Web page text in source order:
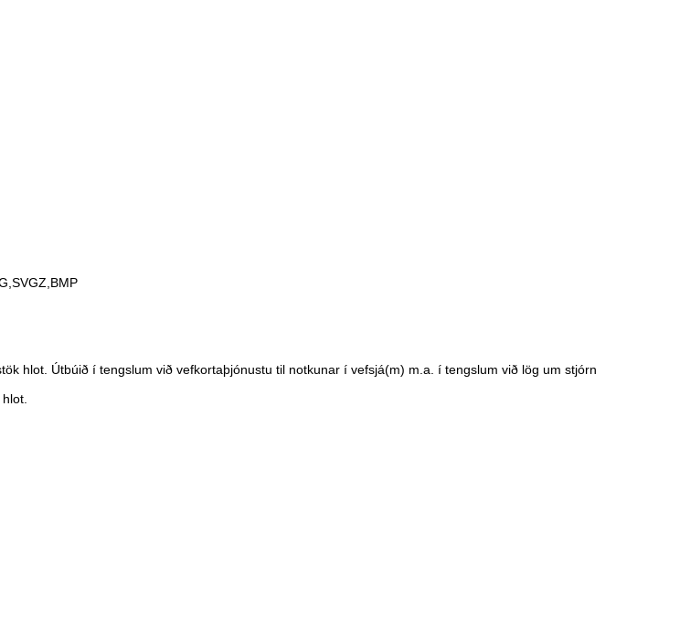
hlot. Útbúið í tengslum við vefkortaþjónustu til notkunar í vefsjá(m) m.a. í tengslum við lög um stjórn